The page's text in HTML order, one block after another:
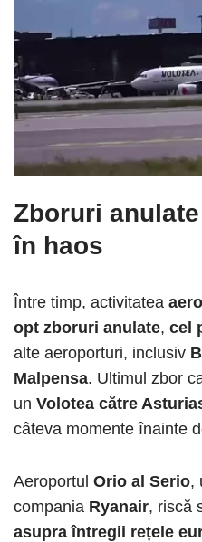
Zboruri
în haos
Între timp, activitatea
opt zboruri anulate, cel
alte aeroporturi, inclusiv
Malpensa. Ultimul zbor
un Volotea către
câteva momente înainte
Aeroportul Orio al Serio,
compania Ryanair, riscă
asupra întregii rețele